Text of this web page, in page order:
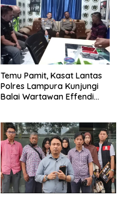
Temu Pamit, Kasat Lantas
Polres Lampura Kunjungi
Balai Wartawan Effendi